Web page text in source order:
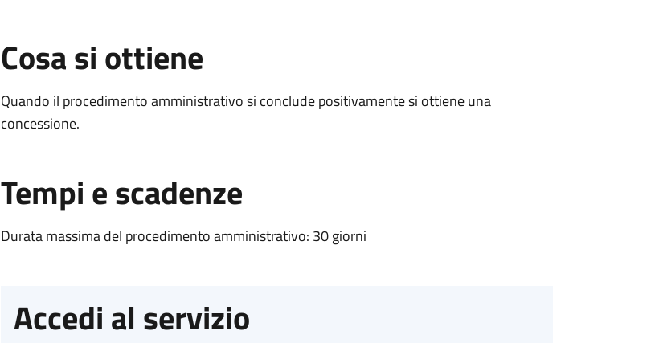
Cosa si ottiene
Quando il procedimento amministrativo si conclude positivamente si ottiene una
concessione.
Tempi e scadenze
Durata massima del procedimento amministrativo: 30 giorni
Accedi al servizio